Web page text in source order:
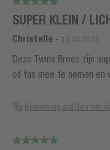
SUPER KLEIN /
Christelle - 16.04.2025
Deze Twins Breez zijn
of tas mee te nemen en
Bewertung auf German